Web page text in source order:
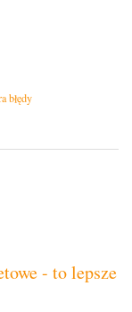
błędy
- to lepsze